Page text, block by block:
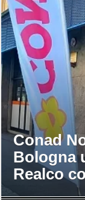
Conad
Bologna
Realco